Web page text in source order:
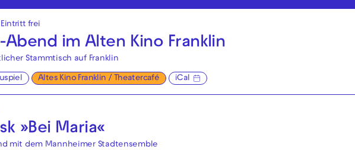
Eintritt frei
Abend im Alten Kino Franklin
Stammtisch auf Franklin
Altes Kino Franklin / Theatercafé iCal
»Bei Maria«
mit dem Mannheimer Stadtensemble